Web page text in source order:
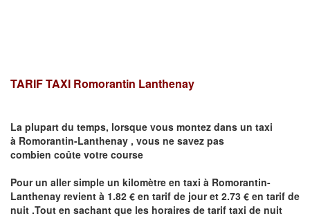
TARIF TAXI Romorantin Lanthenay
La plupart du temps, lorsque vous montez dans un taxi
à Romorantin-Lanthenay , vous ne savez pas
combien coûte votre course
Pour un aller simple un kilomètre en taxi à Romorantin-
Lanthenay revient à 1.82 € en tarif de jour et 2.73 € en tarif de
nuit .Tout en sachant que les horaires de tarif taxi de nuit